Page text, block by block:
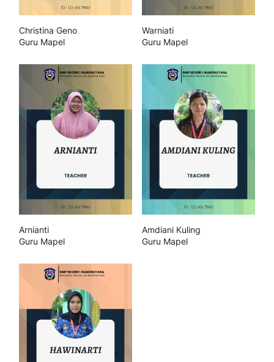
Christina Geno
Guru Mapel
Warniati
Guru Mapel
Arnianti
Guru Mapel
Amdiani Kuling
Guru Mapel